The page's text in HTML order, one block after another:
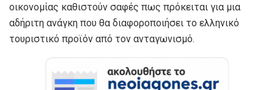
οικονομίας καθιστούν σαφές πως πρόκειται για μια
αδήριτη ανάγκη που θα διαφοροποιήσει το ελληνικό
τουριστικό προϊόν από τον ανταγωνισμό.